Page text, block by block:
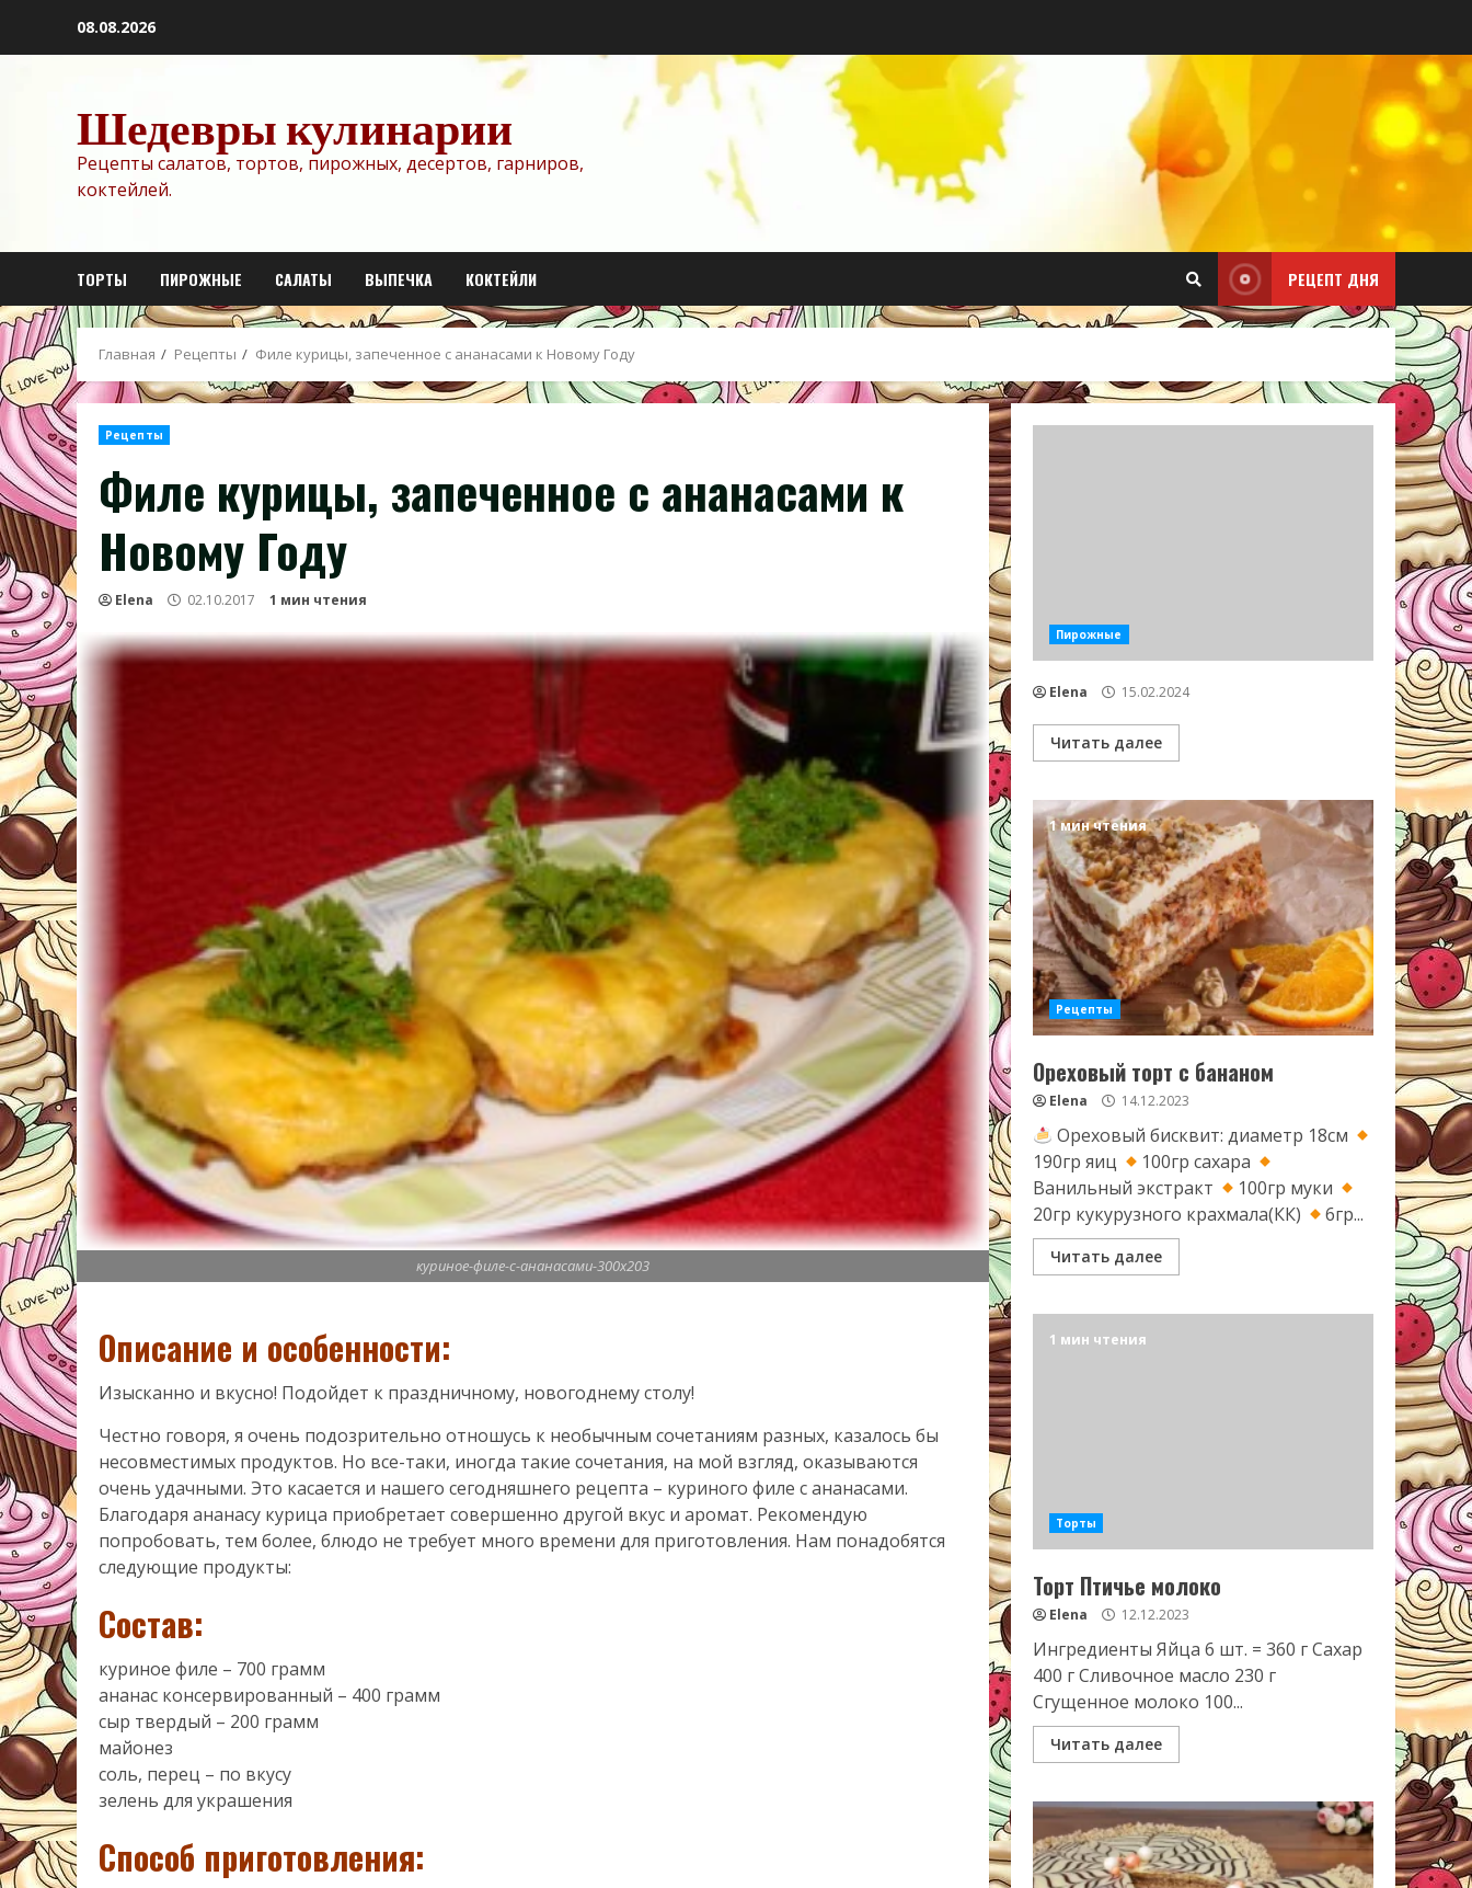
08.08.2026
Шедевры кулинарии
Рецепты салатов, тортов, пирожных, десертов, гарниров,
коктейлей.
ТОРТЫ ПИРОЖНЫЕ САЛАТЫ ВЫПЕЧКА КОКТЕЙЛИ РЕЦЕПТ ДНЯ
Главная Рецепты Филе курицы, запеченное с ананасами к Новому Году
Рецепты
Филе курицы, запеченное с ананасами к
Новому Году
Elena 02.10.2017 1 мин чтения
куриное-филе-с-ананасами-300x203
Описание и особенности:
Изысканно и вкусно! Подойдет к праздничному, новогоднему столу!
Честно говоря, я очень подозрительно отношусь к необычным сочетаниям разных, казалось бы
несовместимых продуктов. Но все-таки, иногда такие сочетания, на мой взгляд, оказываются
очень удачными. Это касается и нашего сегодняшнего рецепта – куриного филе с ананасами.
Благодаря ананасу курица приобретает совершенно другой вкус и аромат. Рекомендую
попробовать, тем более, блюдо не требует много времени для приготовления. Нам понадобятся
следующие продукты:
Состав:
куриное филе – 700 грамм
ананас консервированный – 400 грамм
сыр твердый – 200 грамм
майонез
соль, перец – по вкусу
зелень для украшения
Способ приготовления:
Пирожные
Elena 15.02.2024
Читать далее
1 мин чтения
Рецепты
Ореховый торт с бананом
Elena 14.12.2023
Ореховый бисквит: диаметр 18см
190гр яиц
100гр сахара
Ванильный экстракт
100гр муки
20гр кукурузного крахмала(КК)
6гр...
Читать далее
1 мин чтения
Торты
Торт Птичье молоко
Elena 12.12.2023
Ингредиенты Яйца 6 шт. = 360 г Сахар
400 г Сливочное масло 230 г
Сгущенное молоко 100...
Читать далее